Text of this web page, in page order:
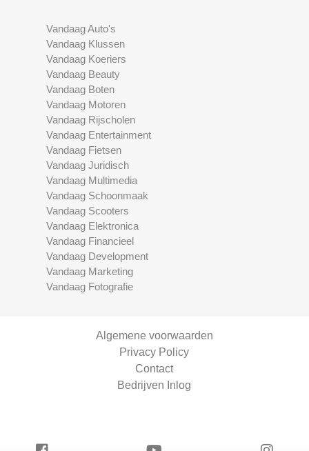
Vandaag Auto's
Vandaag Klussen
Vandaag Koeriers
Vandaag Beauty
Vandaag Boten
Vandaag Motoren
Vandaag Rijscholen
Vandaag Entertainment
Vandaag Fietsen
Vandaag Juridisch
Vandaag Multimedia
Vandaag Schoonmaak
Vandaag Scooters
Vandaag Elektronica
Vandaag Financieel
Vandaag Development
Vandaag Marketing
Vandaag Fotografie
Algemene voorwaarden
Privacy Policy
Contact
Bedrijven Inlog